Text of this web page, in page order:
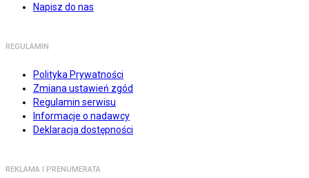
Napisz do nas
REGULAMIN
Polityka Prywatności
Zmiana ustawień zgód
Regulamin serwisu
Informacje o nadawcy
Deklaracja dostępności
REKLAMA I PRENUMERATA